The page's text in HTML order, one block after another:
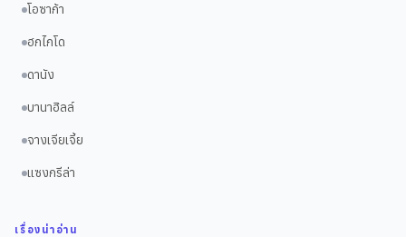
โอซาก้า
ฮกไกโด
ดานัง
บานาฮิลล์
จางเจียเจี้ย
แซงกรีล่า
เรื่องน่าอ่าน